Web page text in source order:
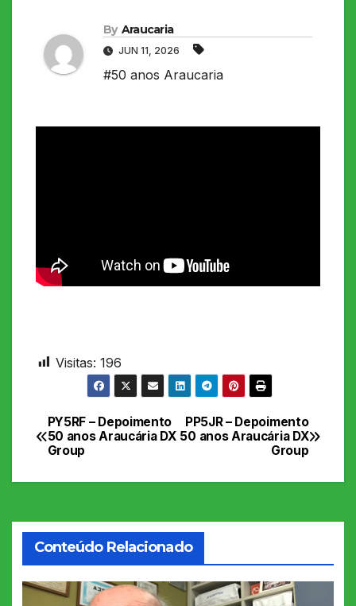
By Araucaria
JUN 11, 2026
#50 anos Araucaria
Visitas: 196
Navegação
de
PP5JR – Depoimento
50 anos Araucária DX
Group
PY5RF – Depoimento
50 anos Araucária DX
Group
Conteúdo Relacionado